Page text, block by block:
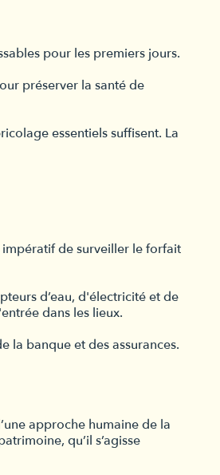
pour les premiers jours.
préserver la santé de
essentiels suffisent. La
impératif de surveiller le forfait
d’eau, d'électricité et de
dans les lieux.
la banque et des assurances.
approche humaine de la
qu’il s’agisse